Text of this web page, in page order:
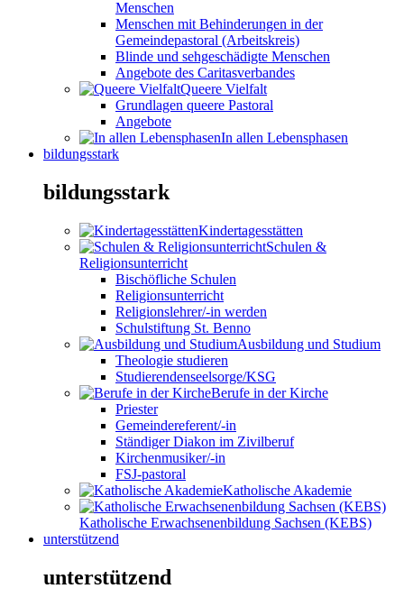
Menschen
Menschen mit Behinderungen in der
Gemeindepastoral (Arbeitskreis)
Blinde und sehgeschädigte Menschen
Angebote des Caritasverbandes
Queere Vielfalt
Grundlagen queere Pastoral
Angebote
In allen Lebensphasen
bildungsstark
bildungsstark
Kindertagesstätten
Schulen &
Religionsunterricht
Bischöfliche Schulen
Religionsunterricht
Religionslehrer/-in werden
Schulstiftung St. Benno
Ausbildung und Studium
Theologie studieren
Studierendenseelsorge/KSG
Berufe in der Kirche
Priester
Gemeindereferent/-in
Ständiger Diakon im Zivilberuf
Kirchenmusiker/-in
FSJ-pastoral
Katholische Akademie
Katholische Erwachsenenbildung Sachsen (KEBS)
unterstützend
unterstützend